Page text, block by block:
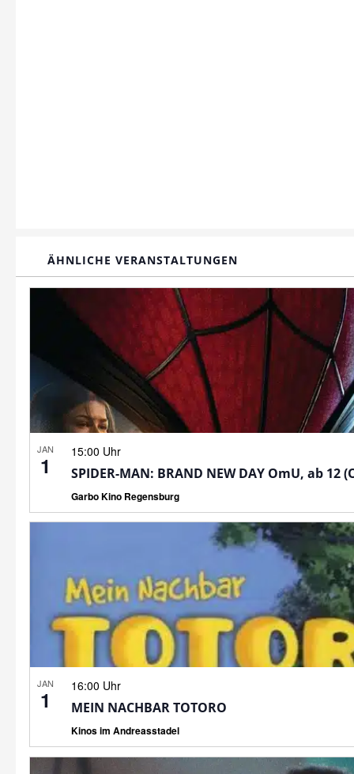
ÄHNLICHE VERANSTALTUNGEN
JAN
1
15:00 Uhr
SPIDER-MAN: BRAND NEW DAY OmU, ab 12
Garbo Kino Regensburg
JAN
1
16:00 Uhr
MEIN NACHBAR TOTORO
Kinos im Andreasstadel